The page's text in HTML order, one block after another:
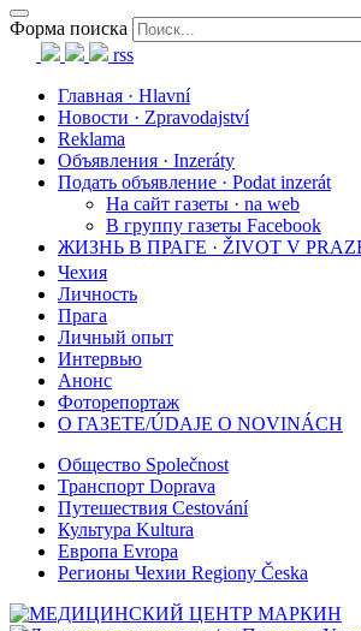
Форма поиска
rss
Главная · Hlavní
Новости · Zpravodajství
Reklama
Объявления · Inzeráty
Подать объявление · Podat inzerát
На сайт газеты · na web
В группу газеты Facebook
ЖИЗНЬ В ПРАГЕ · ŽIVOT V
Чехия
Личность
Прага
Личный опыт
Интервью
Анонс
Фоторепортаж
О ГАЗЕТЕ/ÚDAJE O NOVINÁCH
Общество Společnost
Транспорт Doprava
Путешествия Cestování
Культура Kultura
Европа Evropa
Регионы Чехии Regiony Česka